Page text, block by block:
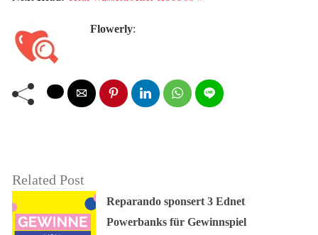
Flowerly:
Related Post
Reparando sponsert 3 Ednet
Powerbanks für Gewinnspiel